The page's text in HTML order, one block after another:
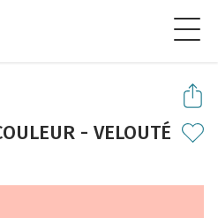
- VELOUTÉ